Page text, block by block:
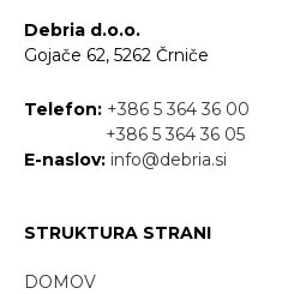
Debria d.o.o.
Gojače 62, 5262 Črniče
Telefon: +386 5 364 36 00
+386 5 364 36 05
E-naslov: info@debria.si
STRUKTURA STRANI
DOMOV